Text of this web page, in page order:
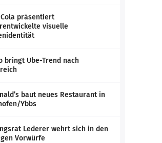
präsentiert
visuelle
bringt Ube-Trend nach
baut neues Restaurant in
Ybbs
Lederer wehrt sich in den
Vorwürfe